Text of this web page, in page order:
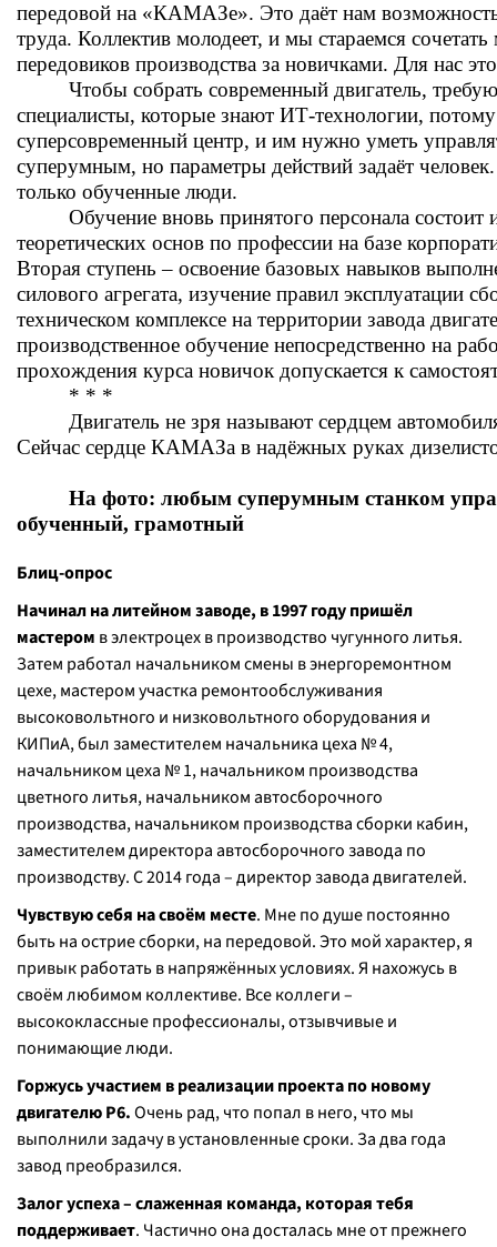
передовой на «КАМАЗе». Это даёт нам
труда. Коллектив молодеет, и мы стараемся
передовиков производства за новичками. Для нас
Чтобы собрать современный двигатель,
специалисты, которые знают ИТ-технологии, потому
суперсовременный центр, и им нужно уметь
суперумным, но параметры действий задаёт
только обученные люди.
Обучение вновь принятого персонала состоит
теоретических основ по профессии на базе
Вторая ступень – освоение базовых навыков
силового агрегата, изучение правил эксплуатации
техническом комплексе на территории завода
производственное обучение непосредственно на
прохождения курса новичок допускается к
* * *
Двигатель не зря называют сердцем
Сейчас сердце КАМАЗа в надёжных руках
На фото: любым суперумным станком
обученный, грамотный
Блиц-опрос
Начинал на литейном заводе, в 1997 году пришёл
мастером в электроцех в производство чугунного литья.
Затем работал начальником смены в энергоремонтном
цехе, мастером участка ремонтообслуживания
высоковольтного и низковольтного оборудования и
КИПиА, был заместителем начальника цеха № 4,
начальником цеха № 1, начальником производства
цветного литья, начальником автосборочного
производства, начальником производства сборки кабин,
заместителем директора автосборочного завода по
производству. С 2014 года – директор завода двигателей.
Чувствую себя на своём месте. Мне по душе постоянно
быть на острие сборки, на передовой. Это мой характер, я
привык работать в напряжённых условиях. Я нахожусь в
своём любимом коллективе. Все коллеги –
высококлассные профессионалы, отзывчивые и
понимающие люди.
Горжусь участием в реализации проекта по новому
двигателю Р6.Очень рад, что попал в него, что мы
выполнили задачу в установленные сроки. За два года
завод преобразился.
Залог успеха – слаженная команда, которая тебя
поддерживает. Частично она досталась мне от прежнего